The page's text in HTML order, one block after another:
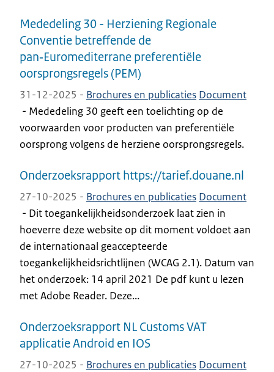
Mededeling 30 - Herziening Regionale
Conventie betreffende de
pan‑Euromediterrane preferentiële
oorsprongsregels (PEM)
31-12-2025 - Brochures en publicaties Document
- Mededeling 30 geeft een toelichting op de
voorwaarden voor producten van preferentiële
oorsprong volgens de herziene oorsprongsregels.
Onderzoeksrapport https://tarief.douane.nl
27-10-2025 - Brochures en publicaties Document
- Dit toegankelijkheidsonderzoek laat zien in
hoeverre deze website op dit moment voldoet aan
de internationaal geaccepteerde
toegankelijkheidsrichtlijnen (WCAG 2.1). Datum van
het onderzoek: 14 april 2021 De pdf kunt u lezen
met Adobe Reader. Deze...
Onderzoeksrapport NL Customs VAT
applicatie Android en IOS
27-10-2025 - Brochures en publicaties Document